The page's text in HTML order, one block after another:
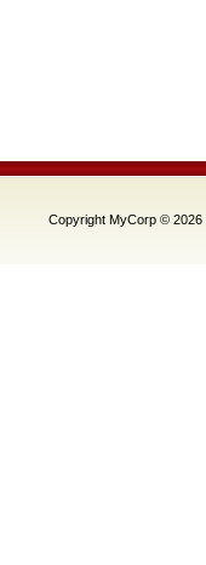
Copyright MyCorp © 2026